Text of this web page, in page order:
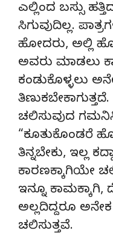
ಎಲ್ಲಿಂದ ಬಸ್ಸು
ಸಿಗುವುದಿಲ್ಲ.
ಹೋದರು, ಅಲ್ಲಿ
ಅವರು ಮಾಡಲು
ಕಂಡುಕೊಳ್ಳಲು
ಚಲಿಸುವುದ
“ಕೂತುಕೊಂಡರೆ
ತಿನ್ನಬೇಕು, ಇಲ್ಲ
ಕಾರಣಕ್ಕಾಗಿಯೇ
ಇನ್ನೂ
ಅಲ್ಲದಿದ್ದರೂ
ಚಲಿಸುತ್ತವೆ.